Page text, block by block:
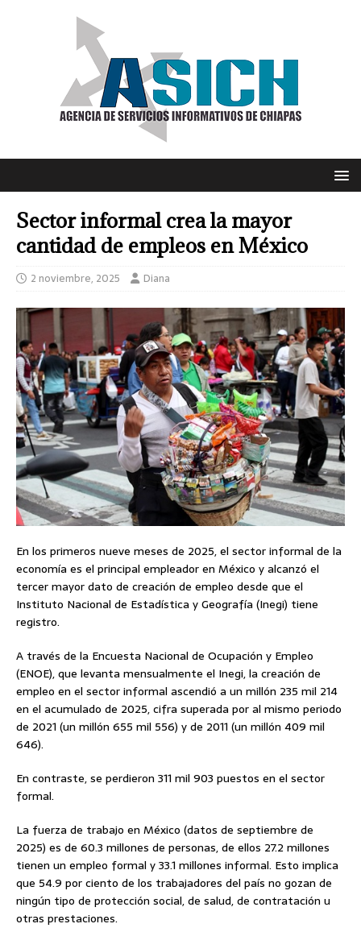
Sector informal crea la mayor
cantidad de empleos en México
2 noviembre, 2025 Diana
En los primeros nueve meses de 2025, el sector informal de la
economía es el principal empleador en México y alcanzó el
tercer mayor dato de creación de empleo desde que el
Instituto Nacional de Estadística y Geografía (Inegi) tiene
registro.
A través de la Encuesta Nacional de Ocupación y Empleo
(ENOE), que levanta mensualmente el Inegi, la creación de
empleo en el sector informal ascendió a un millón 235 mil 214
en el acumulado de 2025, cifra superada por al mismo periodo
de 2021 (un millón 655 mil 556) y de 2011 (un millón 409 mil
646).
En contraste, se perdieron 311 mil 903 puestos en el sector
formal.
La fuerza de trabajo en México (datos de septiembre de
2025) es de 60.3 millones de personas, de ellos 27.2 millones
tienen un empleo formal y 33.1 millones informal. Esto implica
que 54.9 por ciento de los trabajadores del país no gozan de
ningún tipo de protección social, de salud, de contratación u
otras prestaciones.